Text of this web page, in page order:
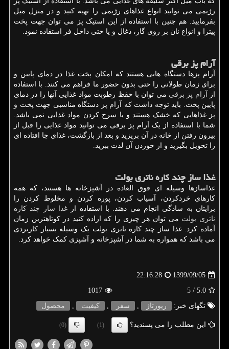
رژیمی می توانید انواع غذاهای رژیمی را تهیه کنید و در منزل میل
بفرمایید. هم چنین با استفاده از این استیک پز می توان جهت پخت
پیتزا و انواع نان بر روی گاز، ذغال و یا حتی داخل فر استقاده نمود.
آرام پز برقی
آرام پزها دستگاه هایی هستند که امکان پخت غذا در دمای پایین و
برای زمان طولانی را حتی بدون حضور ما فراهم می کنند. با استفاده
از آرام پز برقی می توان با حفظ رطوبت مواد غذایی آنها را در دمای
پایین پخت. باید توجه داشت که آرام پز دستگاه مناسبی جهت پخت و
پز غذاهایی که خشک هستند و یا سرخ کردن مواد غذایی نمی باشد.
شما با استفاده از یک آرام پز برقی می توانید مواد غذایی را قبل از
بیرون رفتن از خانه در آن بریزید و بعد از بازگشت، غذای جا افتاده ای
را تحویل بگیرید و از خوردن آن لذت ببرید.
غذا ساز چند کاره ناتری بولت
غذاسازها وسیله ای فوق العاده در آشپزخانه ها هستند، که همه
کارهای خردکردن، آسیاب کردن، پوره کردن و مخلوط کردن را
برایتان به سادگی انجام می دهند. با استفاده از غذا ساز چند کاره
ناتری بولت می توان هر چیزی را که اراده کنید در کوتاهترین زمان
آماده کرد. غذا ساز چند کاره ناتری بولت یک وسیله بسیار کاربردی
می باشد که همواره به شما در آشپزخانه و آشپزی کمک خواهد کرد.
1399/09/05
22:16:28
5.0
/ 5
1017
تگهای خبر:
رپورتاژ , سفر , كیفیت , محصول
این مطلب را می پسندید؟ (1)
(0)